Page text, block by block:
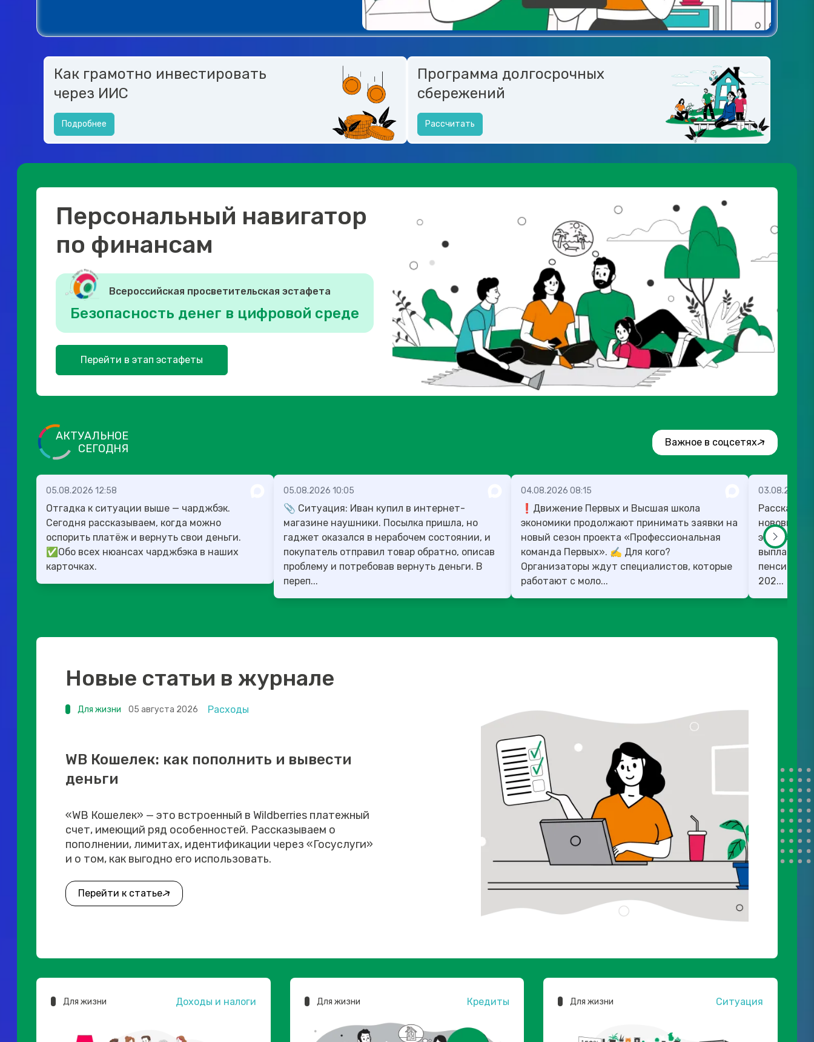
Как грамотно инвестировать
через ИИС
Подробнее
Программа долгосрочных
сбережений
Рассчитать
Персональный навигатор
по финансам
Всероссийская просветительская эстафета
Безопасность денег в цифровой среде
Перейти в этап эстафеты
АКТУАЛЬНОЕ
СЕГОДНЯ
Важное в соцсетях
05.08.2026 12:58
Отгадка к ситуации выше — чарджбэк.
Сегодня рассказываем, когда можно
оспорить платёж и вернуть свои деньги.
✅Обо всех нюансах чарджбэка в наших
карточках.
05.08.2026 10:05
📎 Ситуация: Иван купил в интернет-
магазине наушники. Посылка пришла, но
гаджет оказался в нерабочем состоянии, и
покупатель отправил товар обратно, описав
проблему и потребовав вернуть деньги. В
переп...
04.08.2026 08:15
❗️Движение Первых и Высшая школа
экономики продолжают принимать заявки на
новый сезон проекта «Профессиональная
команда Первых». ✍️ Для кого?
Организаторы ждут специалистов, которые
работают с моло...
03.08.2026
этом месяце: ⬆️ Пенсионерам
выплату Изменения коснутся: - Работающих
202...
Новые статьи в журнале
Для жизни 05 августа 2026 Расходы
WB Кошелек: как пополнить и вывести
деньги
«WB Кошелек» — это встроенный в Wildberries платежный
счет, имеющий ряд особенностей. Рассказываем о
пополнении, лимитах, идентификации через «Госуслуги»
и о том, как выгодно его использовать.
Перейти к статье
Для жизни Доходы и налоги Для жизни Кредиты Для жизни Ситуация